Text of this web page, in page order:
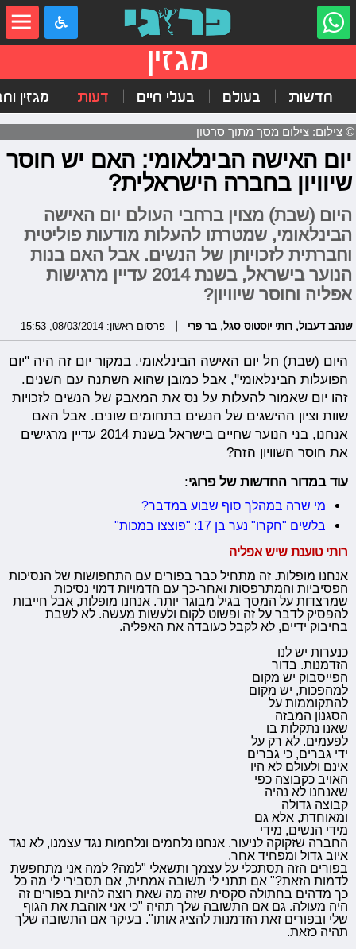
מגזין
חדשות בעולם בעלי חיים דעות מגזין
© צילום: צילום מסך מתוך סרטון
יום האישה הבינלאומי: האם יש חוסר
שיוויון בחברה הישראלית?
היום (שבת) מצוין ברחבי העולם יום האישה
הבינלאומי, שמטרתו להעלות מודעות פוליטית
וחברתית לזכויותן של הנשים. אבל האם בנות
הנוער בישראל, בשנת 2014 עדיין מרגישות
אפליה וחוסר שיוויון?
שנהב דעבול, רותי יוסטוס סגל, בר פרי פרסום ראשון: 08/03/2014, 15:53
היום (שבת) חל יום האישה הבינלאומי. במקור יום זה היה "יום
הפועלות הבינלאומי", אבל כמובן שהוא השתנה עם השנים.
זהו יום שאמור להעלות על נס את המאבק של הנשים לזכויות
שוות וציון ההישגים של הנשים בתחומים שונים. אבל האם
אנחנו, בני הנוער שחיים בישראל בשנת 2014 עדיין מרגישים
את חוסר השוויון הזה?
עוד במדור החדשות של פרוגי:
מי שרה במהלך סוף שבוע במדבר?
בלשים "חקרו" נער בן 17: "פוצצו במכות"
רותי טוענת שיש אפליה
אנחנו מופלות. זה מתחיל כבר בפורים עם התחפושות של הנסיכות
הפסיביות והמתרפסות ואחר-כך עם הדמויות דמוי נסיכות
שמרצדות על המסך בגיל מבוגר יותר. אנחנו מופלות, אבל חייבות
להפסיק לדבר על זה ופשוט לקום ולעשות מעשה. לא לשבת
בחיבוק ידיים, לא לקבל כעובדה את האפליה.
כנערות יש לנו
הזדמנות. בדור
הפייסבוק יש מקום
למהפכות, יש מקום
להתקוממות על
הסגנון המבזה
שאנו נתקלות בו
לפעמים. לא רק על
ידי גברים, כי גברים
אינם ולעולם לא היו
האויב כקבוצה כפי
שאנחנו לא נהיה
קבוצה גדולה
ומאוחדת, אלא גם
מידי הנשים, מידי
החברה שזקוקה לניעור. אנחנו נלחמים ונלחמות נגד עצמנו, לא נגד
איוב גדול ומפחיד אחר.
בפורים הזה תסתכלי על עצמך ותשאלי "למה? למה אני מתחפשת
לדמות הזאת?" אם תתני לי תשובה אמתית, אם תסבירי לי מה כל
כך מדהים בחתולה סקסית שזה מה שאת רוצה להיות בפורים זה
היה מעולה. גם אם התשובה שלך תהיה "כי אני אוהבת את הגוף
שלי ובפורים זאת הזדמנות להציג אותו". בעיקר אם התשובה שלך
תהיה כזאת.